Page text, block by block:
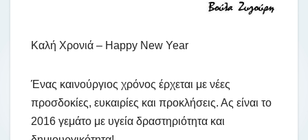
Καλή Χρονιά – Happy New Year
Ένας καινούργιος χρόνος έρχεται με νέες
προσδοκίες, ευκαιρίες και προκλήσεις. Ας είναι το
2016 γεμάτο με υγεία δραστηριότητα και